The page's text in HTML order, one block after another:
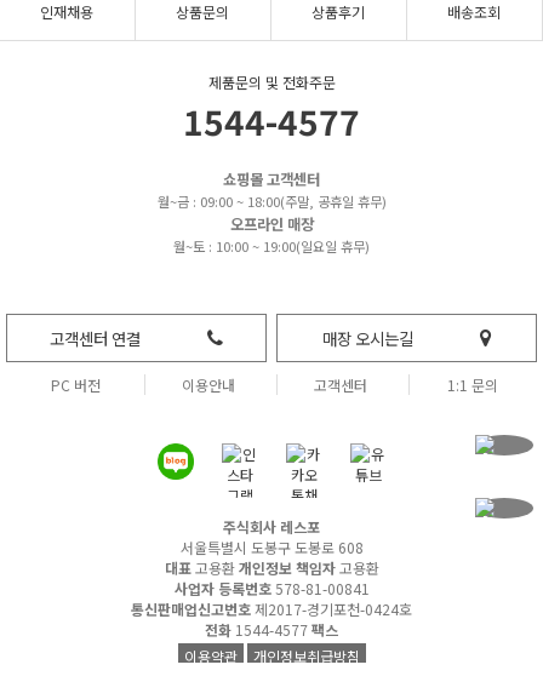
인재채용 상품문의 상품후기 배송조회
제품문의 및 전화주문
1544-4577
쇼핑몰 고객센터
월~금 : 09:00 ~ 18:00(주말, 공휴일 휴무)
오프라인 매장
월~토 : 10:00 ~ 19:00(일요일 휴무)
고객센터 연결 매장 오시는길
PC 버전 이용안내 고객센터 1:1 문의
주식회사 레스포
서울특별시 도봉구 도봉로 608
대표고용환개인정보 책임자고용환
사업자 등록번호578-81-00841
통신판매업신고번호제2017-경기포천-0424호
전화 1544-4577팩스
이용약관
개인정보취급방침